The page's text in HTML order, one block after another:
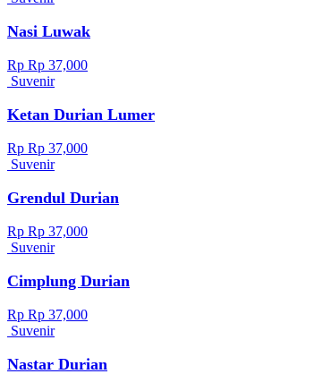
Nasi Luwak
Rp Rp 37,000
Suvenir
Ketan Durian Lumer
Rp Rp 37,000
Suvenir
Grendul Durian
Rp Rp 37,000
Suvenir
Cimplung Durian
Rp Rp 37,000
Suvenir
Nastar Durian